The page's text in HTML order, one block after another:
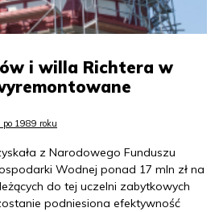
i willa Richtera w
1989 roku
z Narodowego Funduszu
Wodnej ponad 17 mln zł na
do tej uczelni zabytkowych
podniesiona efektywność